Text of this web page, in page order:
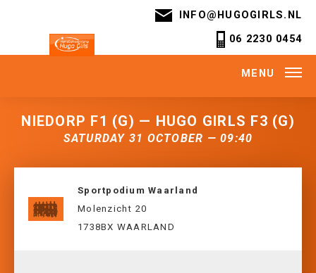
INFO@HUGOGIRLS.NL
06 2230 0454
MENU
NIEDORP F1 (G) — HUGO GIRLS F3 (G)
SATURDAY 31 OCTOBER — 09:40
Sportpodium Waarland
Molenzicht 20
1738BX WAARLAND